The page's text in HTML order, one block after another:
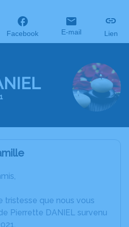
Facebook E-mail Lien
tristesse que nous vous
Pierrette DANIEL survenu